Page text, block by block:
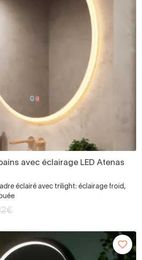
avec éclairage LED Atenas
éclairé avec trilight: éclairage froid,